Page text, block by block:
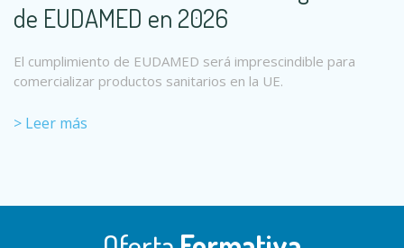
de EUDAMED en 2026
El cumplimiento de EUDAMED será imprescindible para
comercializar productos sanitarios en la UE.
> Leer más